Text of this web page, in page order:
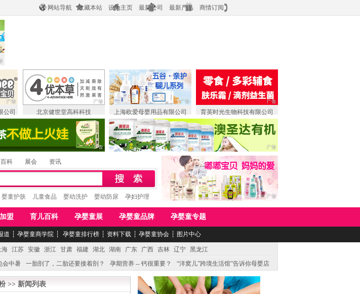
网站导航 收藏本站 设为主页 最新公司 最新产品 商情订阅
公司 北京健世堂高科科技 上海欧爱母婴用品有限公司 育英时光生物科技有限公司
百科 展会 资讯
婴童护肤 儿童食品 婴幼洗护 婴幼防尿 孕妇护理
盟 育儿百科 孕婴童展 孕婴童品牌 孕婴童专题
道 ┆ 孕婴童商学院 ┆ 孕婴童排行榜 ┆ 资料下载 ┆ 孕婴童协会 ┆ 图片中心
海 江苏 安徽 浙江 甘肃 福建 湖北 湖南 广东 广西 吉林 辽宁 黑龙江
会中暑 一胎剖了，二胎还要接着剖？ 孕期营养 -- 钙很重要？
“洋窝儿”跨境生活馆”告诉你母婴店
！
>> 新闻列表